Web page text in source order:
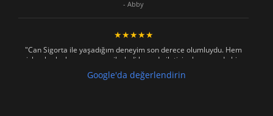
- Abby
★★★★★
"Can Sigorta ile yaşadığım deneyim son derece olumluydu. Hem
işlemler hızlı ve sorunsuz ilerledi hem de iletişim konusunda hiç
zorlanmadım. Aradığımda ya da mesaj attığımda hemen dönüş
sağladılar, her soruma sabırla ve açıklayıcı bir şekilde yanıt verdiler.
Google'da değerlendirin